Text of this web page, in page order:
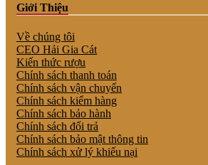
Giới Thiệu
Về chúng tôi
CEO Hải Gia Cát
Kiến thức rượu
Chính sách thanh toán
Chính sách vận chuyển
Chính sách kiểm hàng
Chính sách bảo hành
Chính sách đổi trả
Chính sách bảo mật thông tin
Chính sách xử lý khiếu nại